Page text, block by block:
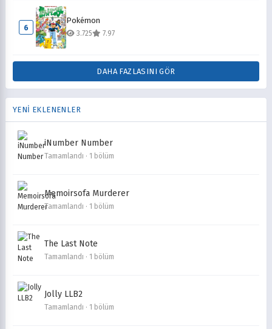
6
Pokémon
3.725 7.97
DAHA FAZLASINI GÖR
YENİ EKLENENLER
iNumber Number
Tamamlandı · 1 bölüm
Memoirsofa Murderer
Tamamlandı · 1 bölüm
The Last Note
Tamamlandı · 1 bölüm
Jolly LLB2
Tamamlandı · 1 bölüm